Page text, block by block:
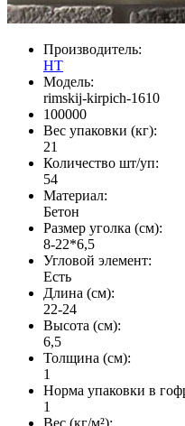
Производитель:
НТ
Модель:
rimskij-kirpich-1610
100000
Вес упаковки (кг):
21
Количество шт/уп:
54
Материал:
Бетон
Размер уголка (см):
8-22*6,5
Угловой элемент:
Есть
Длина (см):
22-24
Высота (см):
6,5
Толщина (см):
1
Норма упаковки в
1